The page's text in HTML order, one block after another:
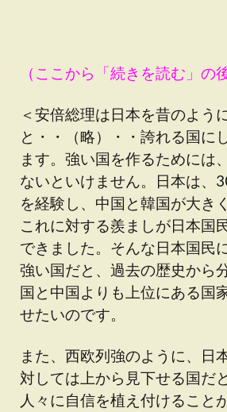
（ここから「続きを読む」の
＜安倍総理は日本を昔のよう
と・・（略）・・誇れる国に
ます。強い国を作るためには
ないといけません。日本は、
を経験し、中国と韓国が大き
これに対する羨ましが日本国
できました。そんな日本国民
強い国だと、過去の歴史から
国と中国よりも上位にある国
せたいのです。
また、西欧列強のように、日
対しては上から見下せる国だ
人々に自信を植え付けること